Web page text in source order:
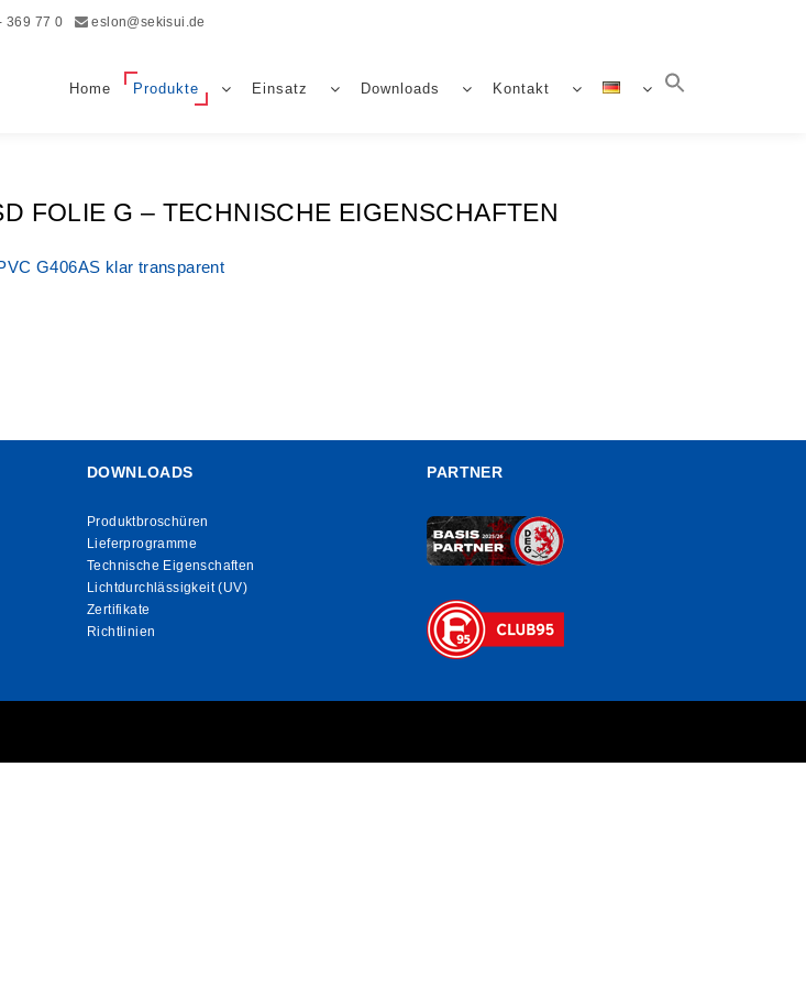
369 77 0 eslon@sekisui.de
Home Produkte Einsatz Downloads Kontakt
FOLIE G – TECHNISCHE EIGENSCHAFTEN
G406AS klar transparent
DOWNLOADS
Produktbroschüren
Lieferprogramme
Technische Eigenschaften
Lichtdurchlässigkeit (UV)
Zertifikate
Richtlinien
PARTNER